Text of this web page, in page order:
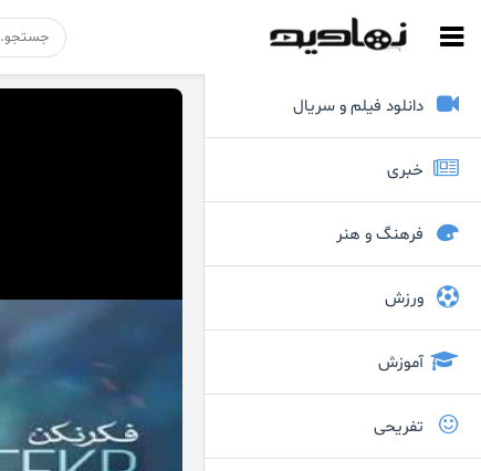
دانلود فیلم و سریال
خبری
فرهنگ و هنر
ورزش
آموزش
تفریحی